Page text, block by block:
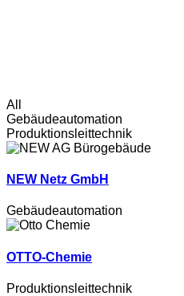
All
Gebäudeautomation
Produktionsleittechnik
NEW Netz GmbH
Gebäudeautomation
OTTO-Chemie
Produktionsleittechnik